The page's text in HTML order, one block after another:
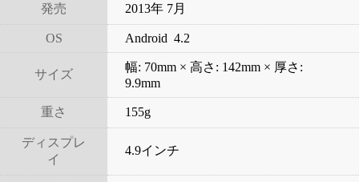
発売 2013年 7月
OS Android 4.2
サイズ
幅: 70mm × 高さ: 142mm × 厚さ:
9.9mm
重さ 155g
ディスプレ
イ
4.9インチ